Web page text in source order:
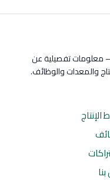
معلومات تفصيلية عن
والمعدات والوظائف.